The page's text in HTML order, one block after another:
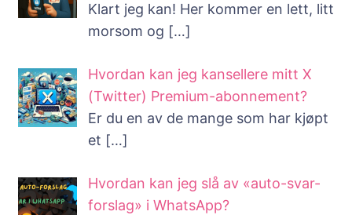
Klart jeg kan! Her kommer en lett, litt
morsom og […]
Hvordan kan jeg kansellere mitt X
(Twitter) Premium-abonnement?
Er du en av de mange som har kjøpt
et […]
Hvordan kan jeg slå av «auto-svar-
forslag» i WhatsApp?